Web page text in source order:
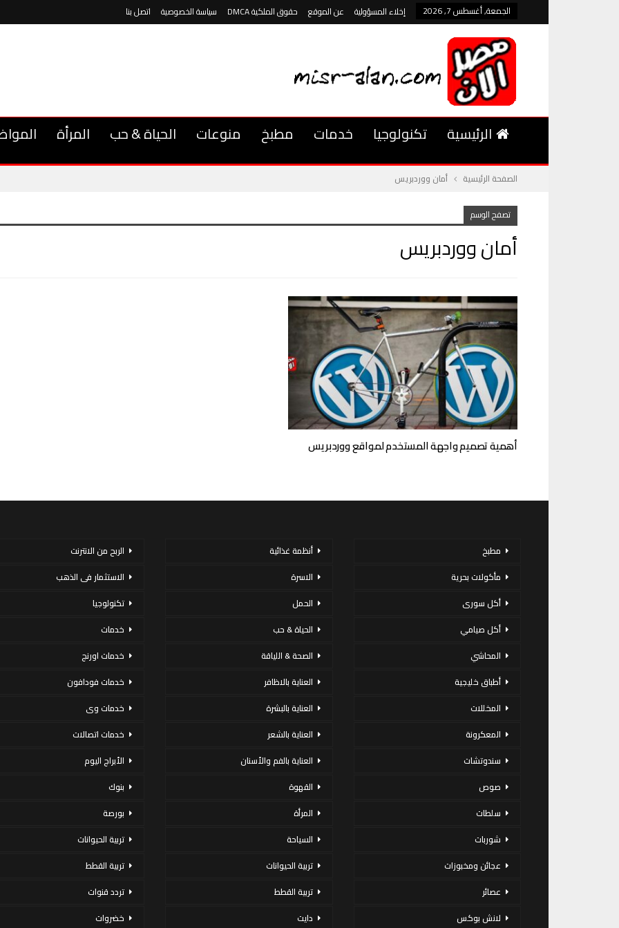
الجمعة, أغسطس 7, 2026 إخلاء المسؤولية عن الموقع حقوق الملكية DMCA سياسة الخصوصية اتصل بنا
الرئيسية تكنولوجيا خدمات مطبخ منوعات الحياة & حب المرأة
الصفحة الرئيسية أمان ووردبريس
تصفح الوسم
أمان ووردبريس
أهمية تصميم واجهة المستخدم لمواقع ووردبريس
مطبخ
مأكولات بحرية
أكل سورى
أكل صيامي
المحاشي
أطباق خليجية
المخللات
المعكرونة
سندوتشات
صوص
سلطات
شوربات
عجائن ومخبوزات
عصائر
لانش بوكس
أنظمة غذائية
الاسرة
الحمل
الحياة & حب
الصحة & اللياقة
العناية بالاظافر
العناية بالبشرة
العناية بالشعر
العناية بالفم والأسنان
القهوة
المرأة
السياحة
تربية الحيوانات
تربية القطط
دايت
الربح من الانترنت
الاستثمار فى الذهب
تكنولوجيا
خدمات
خدمات اورنج
خدمات فودافون
خدمات وى
خدمات اتصالات
الأبراج اليوم
بنوك
بورصة
تربية الحيوانات
تربية القطط
تردد قنوات
خضروات